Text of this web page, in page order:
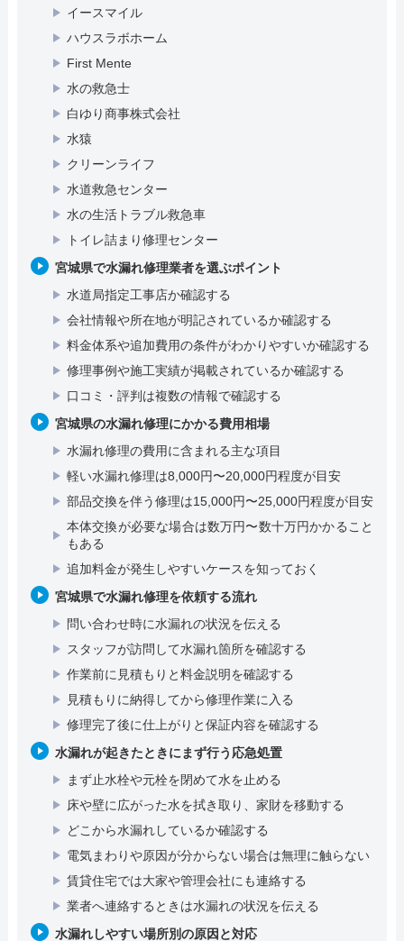
イースマイル
ハウスラボホーム
First Mente
水の救急士
白ゆり商事株式会社
水猿
クリーンライフ
水道救急センター
水の生活トラブル救急車
トイレ詰まり修理センター
宮城県で水漏れ修理業者を選ぶポイント
水道局指定工事店か確認する
会社情報や所在地が明記されているか確認する
料金体系や追加費用の条件がわかりやすいか確認する
修理事例や施工実績が掲載されているか確認する
口コミ・評判は複数の情報で確認する
宮城県の水漏れ修理にかかる費用相場
水漏れ修理の費用に含まれる主な項目
軽い水漏れ修理は8,000円〜20,000円程度が目安
部品交換を伴う修理は15,000円〜25,000円程度が目安
本体交換が必要な場合は数万円〜数十万円かかること
もある
追加料金が発生しやすいケースを知っておく
宮城県で水漏れ修理を依頼する流れ
問い合わせ時に水漏れの状況を伝える
スタッフが訪問して水漏れ箇所を確認する
作業前に見積もりと料金説明を確認する
見積もりに納得してから修理作業に入る
修理完了後に仕上がりと保証内容を確認する
水漏れが起きたときにまず行う応急処置
まず止水栓や元栓を閉めて水を止める
床や壁に広がった水を拭き取り、家財を移動する
どこから水漏れしているか確認する
電気まわりや原因が分からない場合は無理に触らない
賃貸住宅では大家や管理会社にも連絡する
業者へ連絡するときは水漏れの状況を伝える
水漏れしやすい場所別の原因と対応